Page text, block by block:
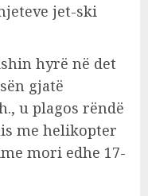
jet-ski
hyrë në det
gjatë
u plagos rëndë
me helikopter
mori edhe 17-